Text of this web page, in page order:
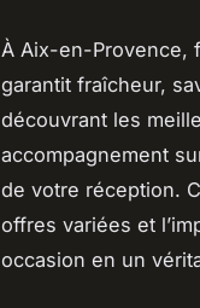
À Aix-en-Provence,
garantit fraîcheur,
découvrant les
accompagnement
de votre réception.
offres variées et
occasion en un